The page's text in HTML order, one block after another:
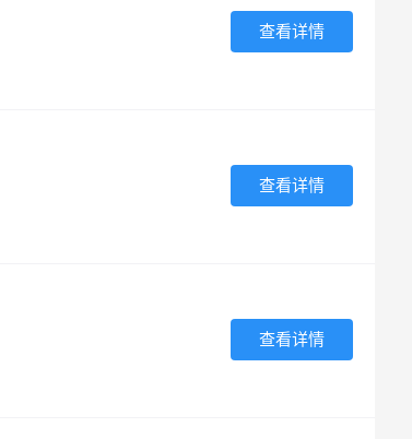
查看详情
查看详情
查看详情